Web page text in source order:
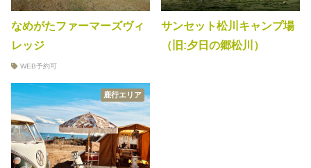
なめがたファーマーズヴィ
レッジ
WEB予約可
サンセット松川キャンプ場
（旧:夕日の郷松川）
鹿行エリア